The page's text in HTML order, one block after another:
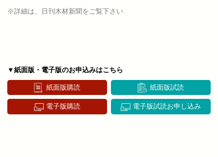
※詳細は、日刊木材新聞をご覧下さい
▼紙面版・電子版のお申込みはこちら
紙面版購読 紙面版試読
電子版購読 電子版試読お申し込み